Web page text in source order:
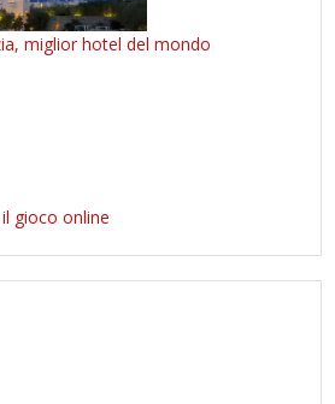
miglior hotel del mondo
gioco online